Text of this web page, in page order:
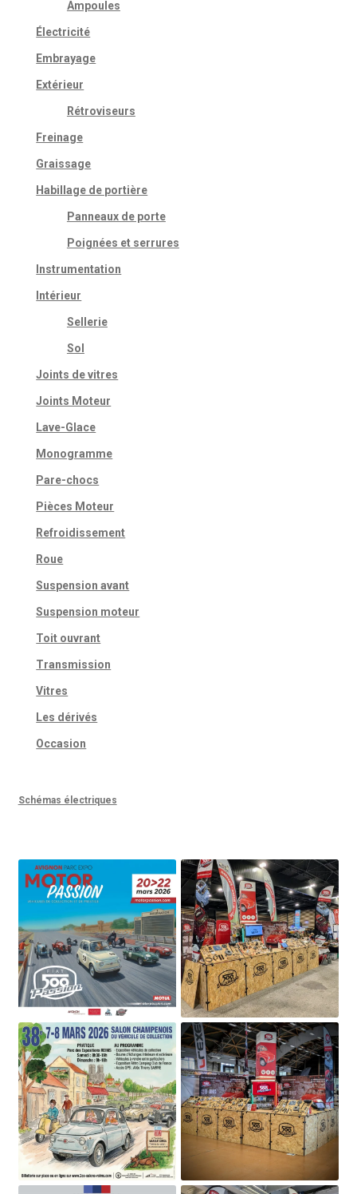
Ampoules
Électricité
Embrayage
Extérieur
Rétroviseurs
Freinage
Graissage
Habillage de portière
Panneaux de porte
Poignées et serrures
Instrumentation
Intérieur
Sellerie
Sol
Joints de vitres
Joints Moteur
Lave-Glace
Monogramme
Pare-chocs
Pièces Moteur
Refroidissement
Roue
Suspension avant
Suspension moteur
Toit ouvrant
Transmission
Vitres
Les dérivés
Occasion
Schémas électriques